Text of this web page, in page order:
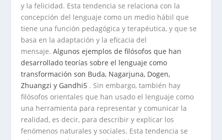
y la felicidad. Esta tendencia se relaciona con la
concepción del lenguaje como un medio hábil que
tiene una función pedagógica y terapéutica, y que se
basa en la adaptación y la eficacia del
mensaje.Algunos ejemplos de filósofos que han
desarrollado teorías sobre el lenguaje como
transformación son Buda, Nagarjuna, Dogen,
Zhuangzi y Gandhi5 . Sin embargo, también hay
filósofos orientales que han usado el lenguaje como
una herramienta para representar y comunicar la
realidad, es decir, para describir y explicar los
fenómenos naturales y sociales. Esta tendencia se